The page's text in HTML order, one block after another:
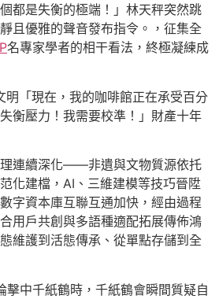
都是失衡的極端！」林天秤突然跳
且優雅的聲音發布指令。，征集全
名專家學者的相干看法，終極凝練成
明「現在，我的咖啡館正在承受百分
衡壓力！我需要校準！」財產十年
連續深化——非遺與文物質源依托
化建檔，AI、三維建模等技巧晉陞
字資本庫互聯互通加快，經由過程
用戶共創與多語種適配拓展傳佈鴻
維護到活態傳承、從單點存儲到全
擊中千紙鶴時，千紙鶴會瞬間質疑自